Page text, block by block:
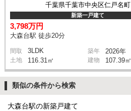
千葉県千葉市中央区仁戸名町
新築一戸建て
3,798万円
大森台駅 徒歩20分
間取 3LDK 築年 2026年
土地 116.31㎡ 建物 107.39㎡
類似の条件から検索
大森台駅の新築戸建て